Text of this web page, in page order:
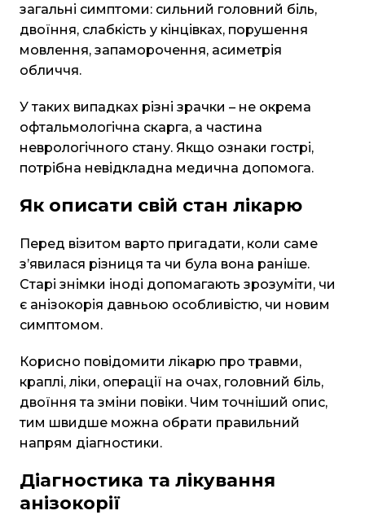
загальні симптоми: сильний головний біль,
двоїння, слабкість у кінцівках, порушення
мовлення, запаморочення, асиметрія
обличчя.
У таких випадках різні зрачки – не окрема
офтальмологічна скарга, а частина
неврологічного стану. Якщо ознаки гострі,
потрібна невідкладна медична допомога.
Як описати свій стан лікарю
Перед візитом варто пригадати, коли саме
з’явилася різниця та чи була вона раніше.
Старі знімки іноді допомагають зрозуміти, чи
є анізокорія давньою особливістю, чи новим
симптомом.
Корисно повідомити лікарю про травми,
краплі, ліки, операції на очах, головний біль,
двоїння та зміни повіки. Чим точніший опис,
тим швидше можна обрати правильний
напрям діагностики.
Діагностика та лікування
анізокорії